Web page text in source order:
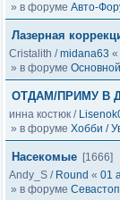
» в форуме Авто-
Лазерная
Cristalith /midana63 «
» в форуме
ОТДАМ/ПРИМУ В
инна костюк /
» в форуме Хобби /
Насекомые [1666]
Andy_S / Round « 01
» в форуме